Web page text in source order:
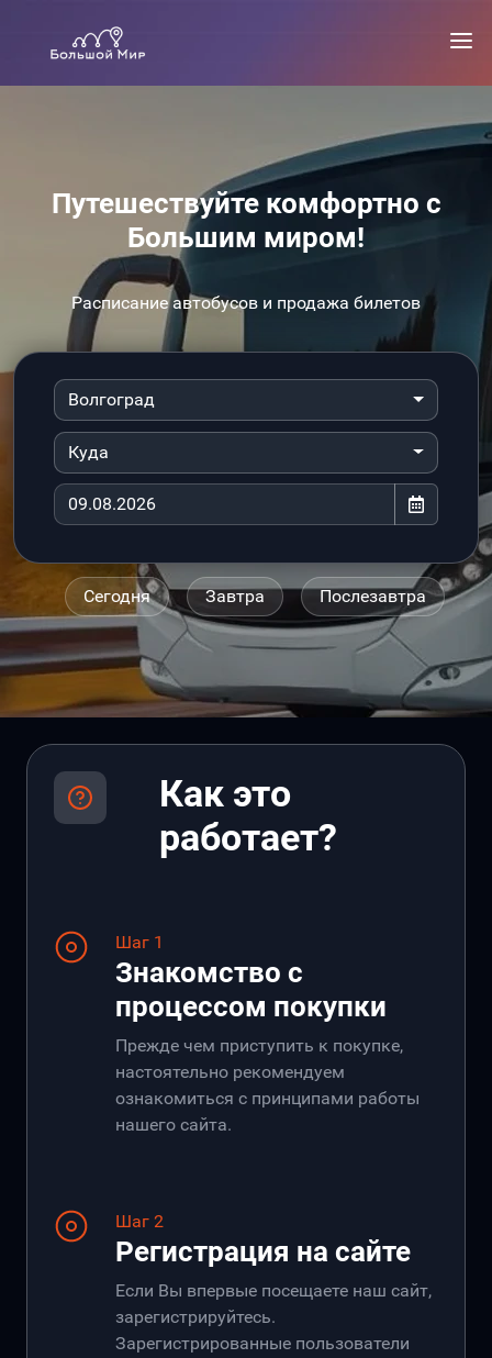
Путешествуйте комфортно с
Большим миром!
Расписание автобусов и продажа билетов
Волгоград
Куда
Сегодня Завтра Послезавтра
Как это
работает?
Шаг 1
Знакомство с
процессом покупки
Прежде чем приступить к покупке,
настоятельно рекомендуем
ознакомиться с принципами работы
нашего сайта.
Шаг 2
Регистрация на сайте
Если Вы впервые посещаете наш сайт,
зарегистрируйтесь.
Зарегистрированные пользователи